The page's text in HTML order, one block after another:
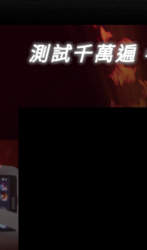
測試千萬遍